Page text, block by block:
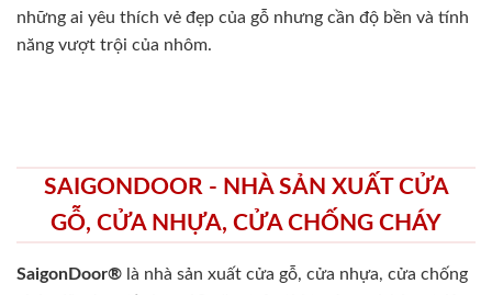
những ai yêu thích vẻ đẹp của gỗ nhưng cần độ bền và tính
năng vượt trội của nhôm.
SAIGONDOOR - NHÀ SẢN XUẤT CỬA
GỖ, CỬA NHỰA, CỬA CHỐNG CHÁY
SaigonDoor® là nhà sản xuất cửa gỗ, cửa nhựa, cửa chống